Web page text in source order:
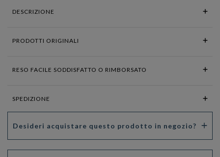
DESCRIZIONE
PRODOTTI ORIGINALI
RESO FACILE SODDISFATTO O RIMBORSATO
SPEDIZIONE
Desideri acquistare questo prodotto in negozio?